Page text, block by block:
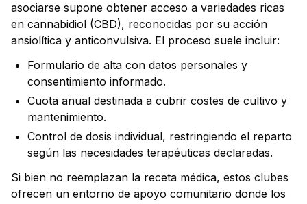
asociarse supone obtener acceso a variedades ricas
en cannabidiol (CBD), reconocidas por su acción
ansiolítica y anticonvulsiva. El proceso suele incluir:
Formulario de alta con datos personales y
consentimiento informado.
Cuota anual destinada a cubrir costes de cultivo y
mantenimiento.
Control de dosis individual, restringiendo el reparto
según las necesidades terapéuticas declaradas.
Si bien no reemplazan la receta médica, estos clubes
ofrecen un entorno de apoyo comunitario donde los